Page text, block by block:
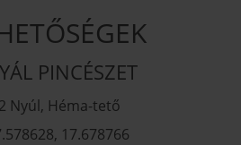
PINCÉSZET
Nyúl, Héma-tető
17.678766